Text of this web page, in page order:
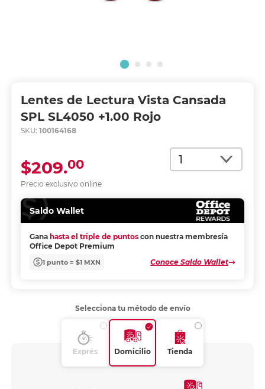
Lentes de Lectura Vista Cansada
SPL SL4050 +1.00 Rojo
SKU: 100164168
Cantidad
Precio exclusivo online
$209.00
Saldo Wallet
Gana hasta el triple de puntos con nuestra membresía
Office Depot Premium
1 punto = $1 MXN Conoce Saldo Wallet
Selecciona tu método de envío
Exprés Domicilio Tienda